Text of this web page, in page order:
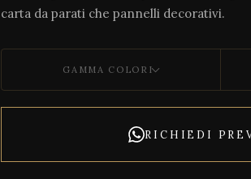
carta da parati che pannelli decorativi.
GAMMA COLORI
RICHIEDI